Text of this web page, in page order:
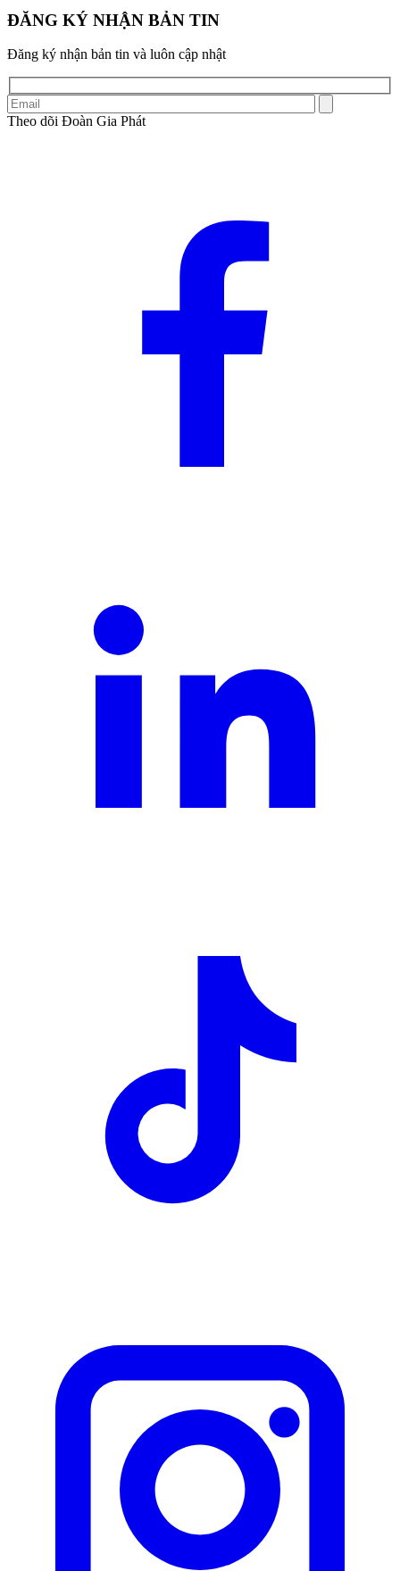
ĐĂNG KÝ NHẬN BẢN TIN
Đăng ký nhận bản tin và luôn cập nhật
Theo dõi Đoàn Gia Phát